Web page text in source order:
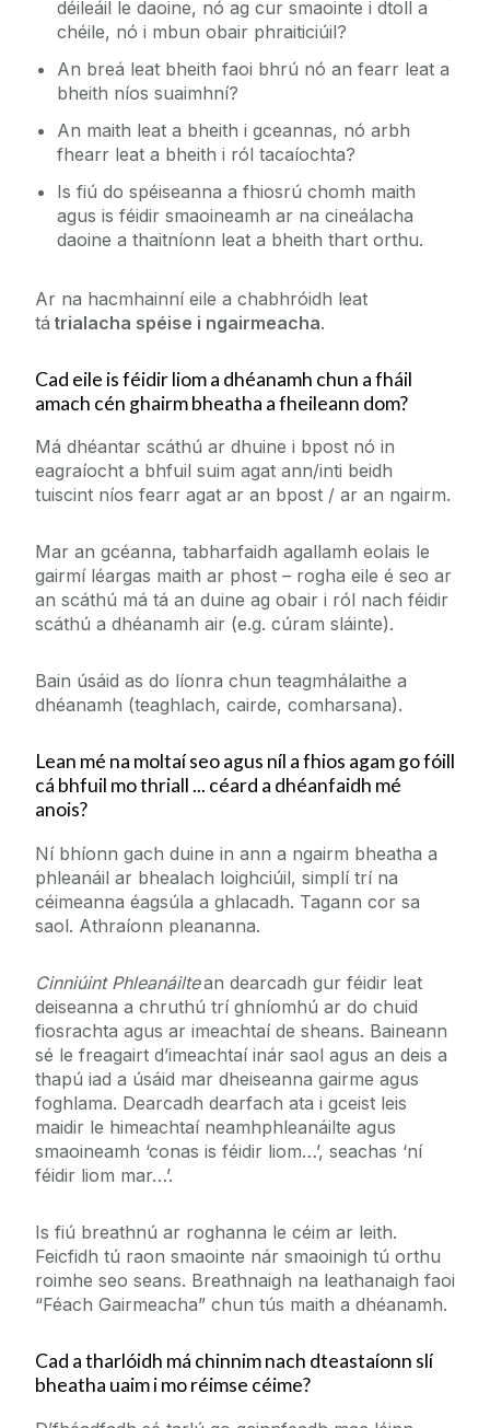
Fáilte chuig an Oifig Párolla & Costas
déileáil le daoine, nó ag cur smaointe i dtoll a
chéile, nó i mbun obair phraiticiúil?
An breá leat bheith faoi bhrú nó an fearr leat a
bheith níos suaimhní?
An maith leat a bheith i gceannas, nó arbh
fhearr leat a bheith i ról tacaíochta?
Is fiú do spéiseanna a fhiosrú chomh maith
agus is féidir smaoineamh ar na cineálacha
daoine a thaitníonn leat a bheith thart orthu.
Ar na hacmhainní eile a chabhróidh leat
tá trialacha spéise i ngairmeacha.
Cad eile is féidir liom a dhéanamh chun a fháil
amach cén ghairm bheatha a fheileann dom?
Má dhéantar scáthú ar dhuine i bpost nó in
eagraíocht a bhfuil suim agat ann/inti beidh
tuiscint níos fearr agat ar an bpost / ar an ngairm.
Mar an gcéanna, tabharfaidh agallamh eolais le
gairmí léargas maith ar phost – rogha eile é seo ar
an scáthú má tá an duine ag obair i ról nach féidir
scáthú a dhéanamh air (e.g. cúram sláinte).
Bain úsáid as do líonra chun teagmhálaithe a
dhéanamh (teaghlach, cairde, comharsana).
Lean mé na moltaí seo agus níl a fhios agam go fóill
cá bhfuil mo thriall ... céard a dhéanfaidh mé
anois?
Ní bhíonn gach duine in ann a ngairm bheatha a
phleanáil ar bhealach loighciúil, simplí trí na
céimeanna éagsúla a ghlacadh. Tagann cor sa
saol. Athraíonn pleananna.
Cinniúint Phleanáiltean dearcadh gur féidir leat
deiseanna a chruthú trí ghníomhú ar do chuid
fiosrachta agus ar imeachtaí de sheans. Baineann
sé le freagairt d’imeachtaí inár saol agus an deis a
thapú iad a úsáid mar dheiseanna gairme agus
foghlama. Dearcadh dearfach ata i gceist leis
maidir le himeachtaí neamhphleanáilte agus
smaoineamh ‘conas is féidir liom…’, seachas ‘ní
féidir liom mar…’.
Is fiú breathnú ar roghanna le céim ar leith.
Feicfidh tú raon smaointe nár smaoinigh tú orthu
roimhe seo seans. Breathnaigh na leathanaigh faoi
“Féach Gairmeacha” chun tús maith a dhéanamh.
Cad a tharlóidh má chinnim nach dteastaíonn slí
bheatha uaim i mo réimse céime?